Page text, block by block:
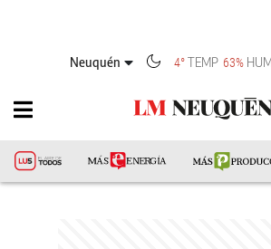
Neuquén 4°TEMP 63%